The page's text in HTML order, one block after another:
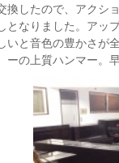
換したので、アクシ
となりました。アッ
いと音色の豊かさが
ーの上質ハンマー。